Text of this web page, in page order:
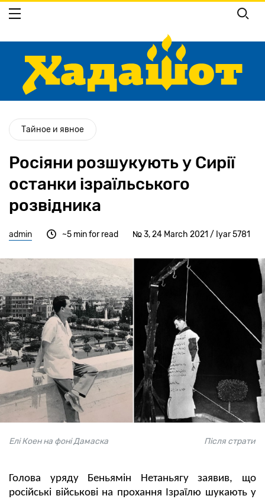
Перейти
основного
Тайное и явное
Росіяни розшукують у Сирії
останки ізраїльського
розвідника
admin № 3, 24 March 2021 / Iyar 5781
~5 min for read
Елі Коен на фоні Дамаска Після страти
Голова уряду Беньямін Нетаньягу заявив, що
російські військові на прохання Ізраїлю шукають у